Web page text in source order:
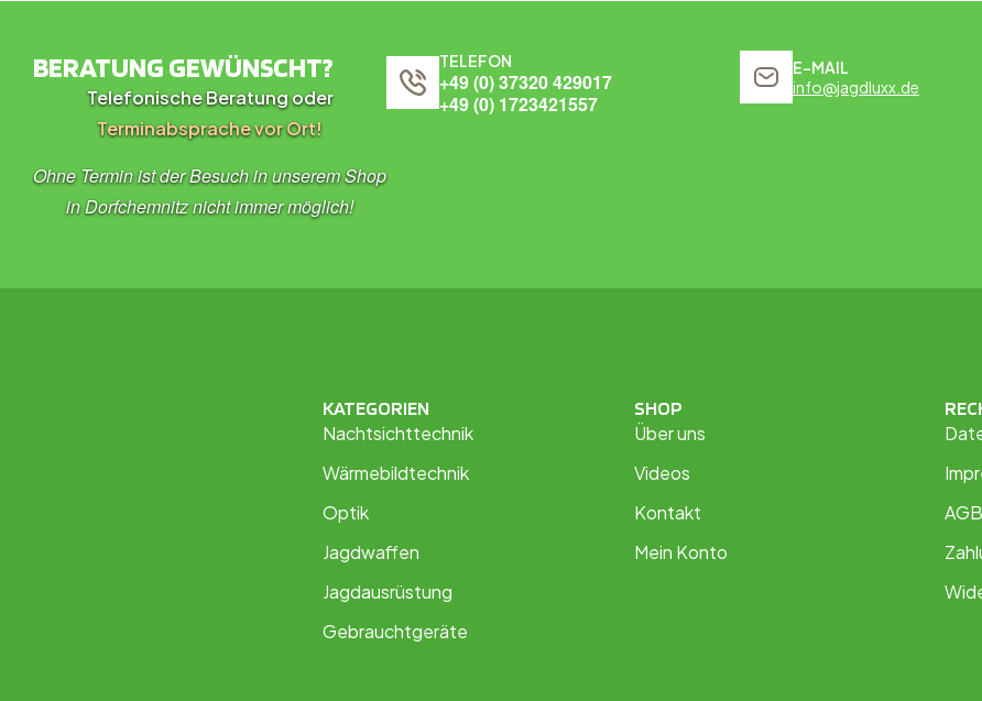
BERATUNG GEWÜNSCHT?
Telefonische Beratung oder
Terminabsprache vor Ort!
Ohne Termin ist der Besuch in unserem Shop
in Dorfchemnitz nicht immer möglich!
TELEFON
+49 (0) 37320 429017
+49 (0) 1723421557
E-MAIL
info@jagdluxx.de
KATEGORIEN
Nachtsichttechnik
Wärmebildtechnik
Optik
Jagdwaffen
Jagdausrüstung
Gebrauchtgeräte
SHOP
Über uns
Videos
Kontakt
Mein Konto